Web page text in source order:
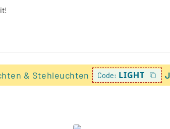
& Stehleuchten Code: LIGHT